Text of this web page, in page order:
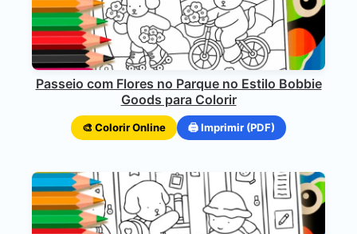
Passeio com Flores no Parque no Estilo Bobbie
Goods para Colorir
🎨 Colorir Online 🖨️ Imprimir (PDF)